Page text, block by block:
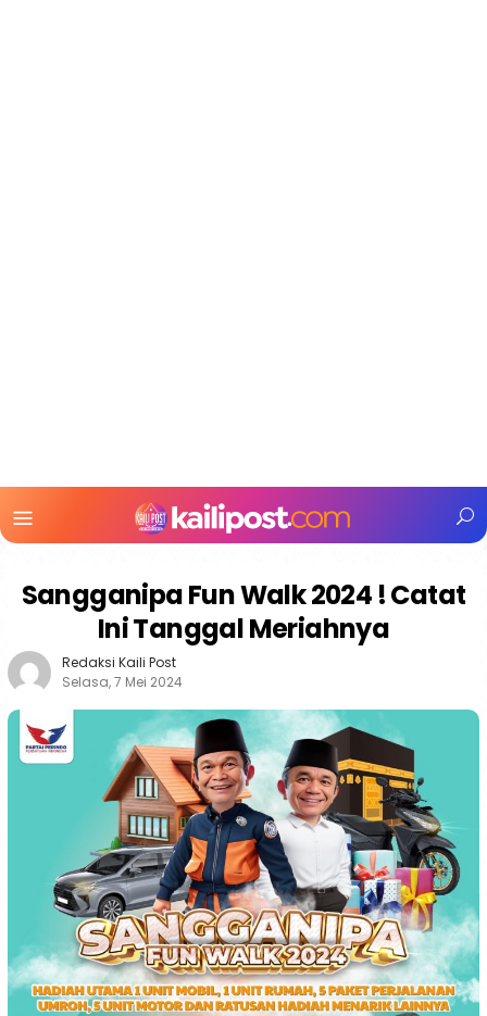
Mobile
Sangganipa Fun Walk 2024 ! Catat
Ini Tanggal Meriahnya
Redaksi Kaili Post
Selasa, 7 Mei 2024